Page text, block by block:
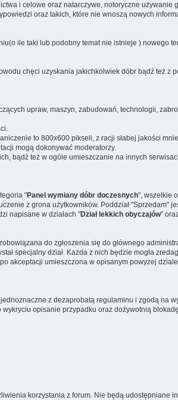
i celowe oraz natarczywe, notoryczne
oraz takich, które nie wnoszą nowych
ile taki lub podobny temat nie istnieje )
chęci uzyskania jakichkolwiek dóbr bądź też
upraw, maszyn, zabudowań, technologii,
to 800x600 pikseli, z racji słabej jakości
mogą dokonywać moderatorzy.
bądź też w ogóle umieszczanie na innych
"Panel wymiany dóbr doczesnych", wszelkie
z grona użytkowników. Poddział
napisane w działach "Dział lekkich obyczajów"
do zgłoszenia się do głównego
specjalny dział. Każda z nich będzie mogła
akceptacji umieszczona w opisanym powyżej
z dezaprobatą regulaminu i zgodą na
opisanie przypadku oraz dożywotnią
korzystania z forum. Nie będą udostępniane